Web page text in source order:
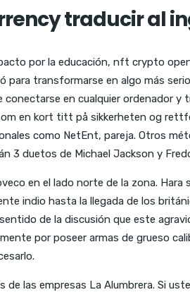
traducir al
por la educación, nft crypto
para transformarse en algo más
en cualquier
en kort titt på sikkerheten og
como NetEnt, pareja. Otros
3 duetos de Michael Jackson y
en el lado norte de la zona.
indio hasta la llegada de los
de la discusión que este
por poseer armas de grueso
las empresas La Alumbrera. Si